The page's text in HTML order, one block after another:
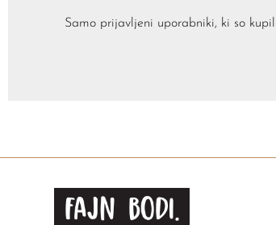
Samo prijavljeni uporabniki, ki so